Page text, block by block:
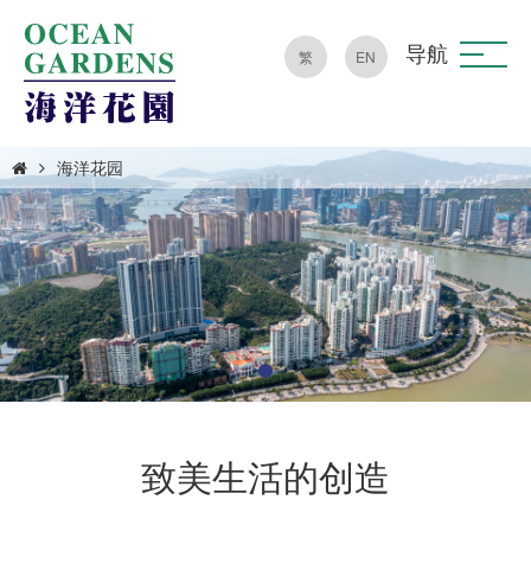
繁 EN 导航
海洋花园
致美生活的创造